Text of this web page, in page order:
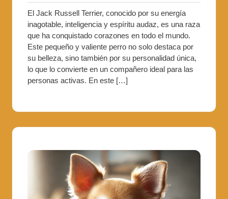
El Jack Russell Terrier, conocido por su energía
inagotable, inteligencia y espíritu audaz, es una raza
que ha conquistado corazones en todo el mundo.
Este pequeño y valiente perro no solo destaca por
su belleza, sino también por su personalidad única,
lo que lo convierte en un compañero ideal para las
personas activas. En este […]